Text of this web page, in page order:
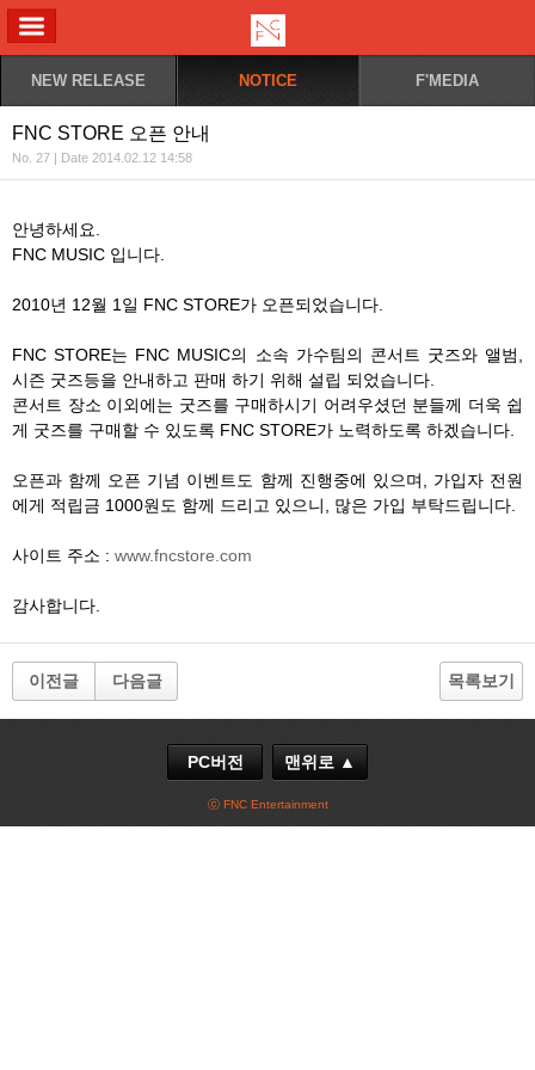
NEW RELEASE NOTICE F'MEDIA
FNC STORE 오픈 안내
No. 27 | Date 2014.02.12 14:58
안녕하세요.
FNC MUSIC 입니다.
2010년 12월 1일 FNC STORE가 오픈되었습니다.
FNC STORE는 FNC MUSIC의 소속 가수팀의 콘서트 굿즈와 앨범,
시즌 굿즈등을 안내하고 판매 하기 위해 설립 되었습니다.
콘서트 장소 이외에는 굿즈를 구매하시기 어려우셨던 분들께 더욱 쉽
게 굿즈를 구매할 수 있도록 FNC STORE가 노력하도록 하겠습니다.
오픈과 함께 오픈 기념 이벤트도 함께 진행중에 있으며, 가입자 전원
에게 적립금 1000원도 함께 드리고 있으니, 많은 가입 부탁드립니다.
사이트 주소 : www.fncstore.com
감사합니다.
이전글 다음글 목록보기
PC버전 맨위로 ▲
ⓒ FNC Entertainment